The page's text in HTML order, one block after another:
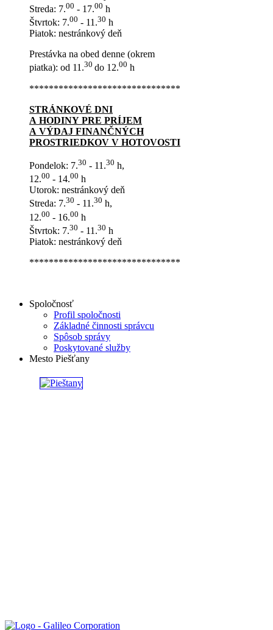
Streda: 7.00 - 17.00 h
Štvrtok: 7.00 - 11.30 h
Piatok: nestránkový deň
Prestávka na obed denne (okrem
piatka): od 11.30 do 12.00 h
*******************************
STRÁNKOVÉ DNI
A HODINY PRE PRÍJEM
A VÝDAJ FINANČNÝCH
PROSTRIEDKOV V HOTOVOSTI
Pondelok: 7.30 - 11.30 h,
12.00 - 14.00 h
Utorok: nestránkový deň
Streda: 7.30 - 11.30 h,
12.00 - 16.00 h
Štvrtok: 7.30 - 11.30 h
Piatok: nestránkový deň
*******************************
Spoločnosť
Profil spoločnosti
Základné činnosti správcu
Spôsob správy
Poskytované služby
Mesto Piešťany